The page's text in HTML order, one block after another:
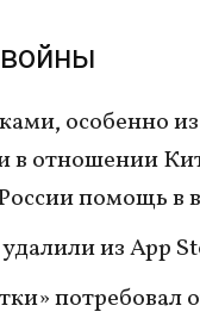
особенно
отношении
помощь в
из App
потребовал